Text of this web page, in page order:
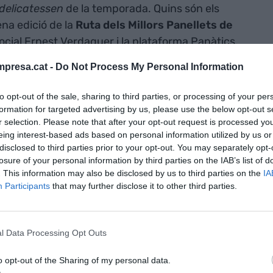
- Do Not Process My Personal Information
opt-out of the sale, sharing to third parties, or processing of your
for targeted advertising by us, please use the below opt-out
selection. Please note that after your opt-out request is processed
interest-based ads based on personal information utilized by us
to third parties prior to your opt-out. You may separately
of your personal information by third parties on the IAB’s list of
This information may also be disclosed by us to third parties on the
Participants that may further disclose it to other third parties.
Data Processing Opt Outs
opt-out of the Sharing of my personal data.
de la temporada. Quins són els
edició de la Ruta dels Millors Panellets de
Ernest Verdaguer i la plataforma Panàtics,
de Barcelona, s'ha buscat el millor panellet de
En aquesta edició, laPastisseria Oriol Carrió,
ha estat reconeguda com la millor.
i pastissers de Catalunya que han
Ruta dels Millors Panellets de Pinyons. En un
del sector de la pastisseria i la fleca
l'estructura global, la imatge exterior, la
del massapà i el sabor en boca.
216 de